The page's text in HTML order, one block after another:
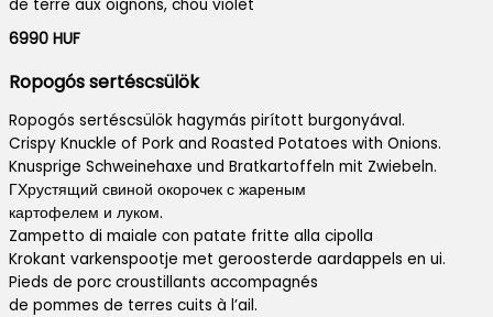
de terre aux oignons, chou violet
6990 HUF
Ropogós sertéscsülök
Ropogós sertéscsülök hagymás pirított burgonyával.
Crispy Knuckle of Pork and Roasted Potatoes with Onions.
Knusprige Schweinehaxe und Bratkartoffeln mit Zwiebeln.
ГХрустящий свиной окорочек с жареным
картофелем и луком.
Zampetto di maiale con patate fritte alla cipolla
Krokant varkenspootje met geroosterde aardappels en ui.
Pieds de porc croustillants accompagnés
de pommes de terres cuits à l’ail.